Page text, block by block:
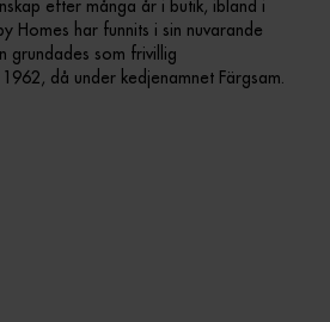
efter många år i butik, ibland i
Homes har funnits i sin nuvarande
grundades som frivillig
då under kedjenamnet Färgsam.